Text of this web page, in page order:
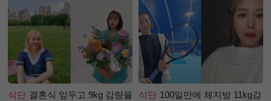
식단 결혼식 앞두고 9kg 감량을
식단 100일만에 체지방 11kg감